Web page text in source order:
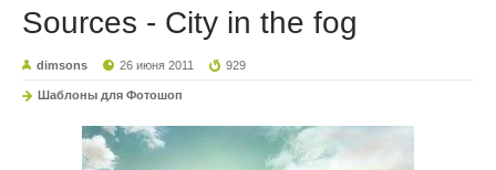
Sources - City in the fog
dimsons 26 июня 2011 929
Шаблоны для Фотошоп